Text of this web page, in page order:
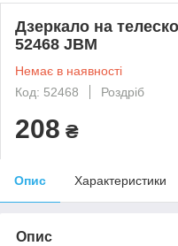
Дзеркало на
52468 JBM
Немає в наявності
Код: 52468
Роздріб
208 ₴
Опис Характеристики
Опис